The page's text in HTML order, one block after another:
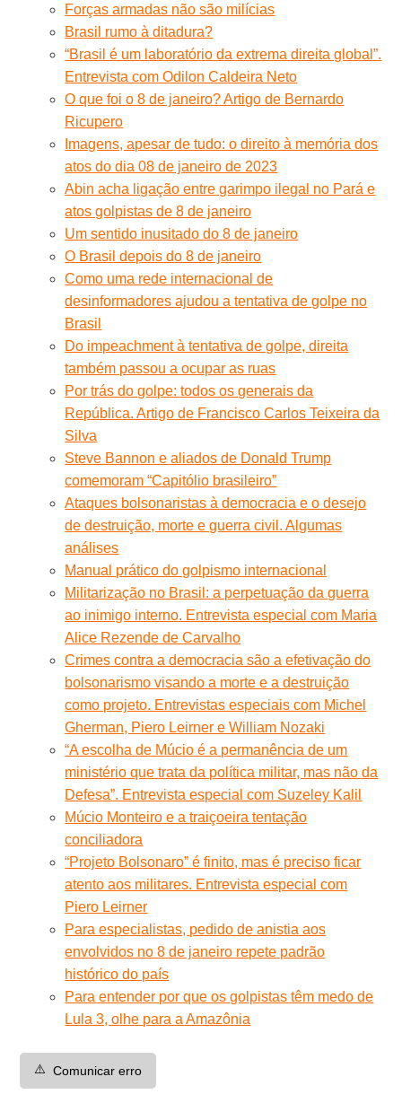
Forças armadas não são milícias
Brasil rumo à ditadura?
“Brasil é um laboratório da extrema direita global”.
Entrevista com Odilon Caldeira Neto
O que foi o 8 de janeiro? Artigo de Bernardo
Ricupero
Imagens, apesar de tudo: o direito à memória dos
atos do dia 08 de janeiro de 2023
Abin acha ligação entre garimpo ilegal no Pará e
atos golpistas de 8 de janeiro
Um sentido inusitado do 8 de janeiro
O Brasil depois do 8 de janeiro
Como uma rede internacional de
desinformadores ajudou a tentativa de golpe no
Brasil
Do impeachment à tentativa de golpe, direita
também passou a ocupar as ruas
Por trás do golpe: todos os generais da
República. Artigo de Francisco Carlos Teixeira da
Silva
Steve Bannon e aliados de Donald Trump
comemoram “Capitólio brasileiro”
Ataques bolsonaristas à democracia e o desejo
de destruição, morte e guerra civil. Algumas
análises
Manual prático do golpismo internacional
Militarização no Brasil: a perpetuação da guerra
ao inimigo interno. Entrevista especial com Maria
Alice Rezende de Carvalho
Crimes contra a democracia são a efetivação do
bolsonarismo visando a morte e a destruição
como projeto. Entrevistas especiais com Michel
Gherman, Piero Leirner e William Nozaki
“A escolha de Múcio é a permanência de um
ministério que trata da política militar, mas não da
Defesa”. Entrevista especial com Suzeley Kalil
Múcio Monteiro e a traiçoeira tentação
conciliadora
“Projeto Bolsonaro” é finito, mas é preciso ficar
atento aos militares. Entrevista especial com
Piero Leirner
Para especialistas, pedido de anistia aos
envolvidos no 8 de janeiro repete padrão
histórico do país
Para entender por que os golpistas têm medo de
Lula 3, olhe para a Amazônia
⚠️ Comunicar erro